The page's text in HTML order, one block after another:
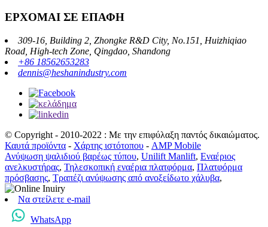
ΕΡΧΟΜΑΙ ΣΕ ΕΠΑΦΗ
309-16, Building 2, Zhongke R&D City, No.151, Huizhiqiao
Road, High-tech Zone, Qingdao, Shandong
+86 18562653283
dennis@heshanindustry.com
© Copyright - 2010-2022 : Με την επιφύλαξη παντός δικαιώματος.
Καυτά προϊόντα - Χάρτης ιστότοπου - AMP Mobile
Ανύψωση ψαλιδιού βαρέως τύπου, Unilift Manlift, Εναέριος
ανελκυστήρας, Τηλεσκοπική εναέρια πλατφόρμα, Πλατφόρμα
πρόσβασης, Τραπέζι ανύψωσης από ανοξείδωτο χάλυβα,
Να στείλετε e-mail
WhatsApp